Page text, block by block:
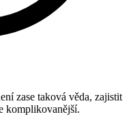
zase taková věda, zajistit
komplikovanější.